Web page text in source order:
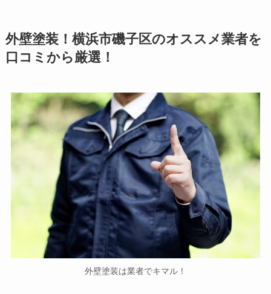
外壁塗装！横浜市磯子区のオススメ業者を
口コミから厳選！
外壁塗装は業者でキマル！